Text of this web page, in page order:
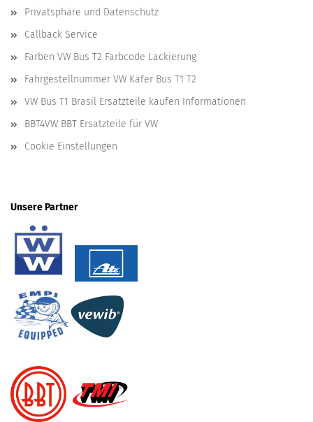
Privatsphäre und Datenschutz
Callback Service
Farben VW Bus T2 Farbcode Lackierung
Fahrgestellnummer VW Käfer Bus T1 T2
VW Bus T1 Brasil Ersatzteile kaufen Informationen
BBT4VW BBT Ersatzteile für VW
Cookie Einstellungen
Unsere Partner